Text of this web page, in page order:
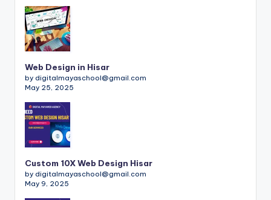
Web Design in Hisar
by digitalmayaschool@gmail.com
May 25, 2025
Custom 10X Web Design Hisar
by digitalmayaschool@gmail.com
May 9, 2025